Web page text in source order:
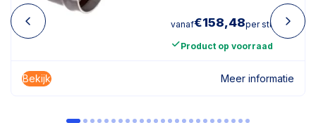
vanaf€158,48per stuk
Product op voorraad
Bekijk Meer informatie